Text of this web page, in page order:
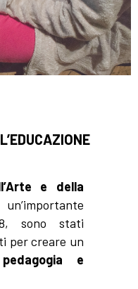
e della
sono stati
per creare un
e